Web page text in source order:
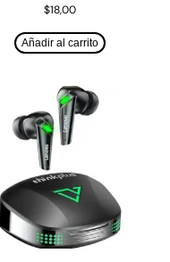
$18,00
Añadir al carrito